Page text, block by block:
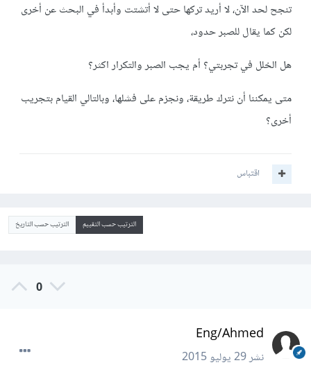
تنجح لحد الآن، لا أريد تركها حتى لا أتشتت وأبدأ في البحث عن أخرى
لكن كما يقال للصبر حدود،
هل الخلل في تجربتي؟ أم يجب الصبر والتكرار اكثر؟
متى يمكننا أن نترك طريقة، ونجزم على فشلها، وبالتالي القيام بتجريب
أخرى؟
اقتباس
الترتيب حسب التقييم الترتيب حسب التاريخ
0
Eng/Ahmed
نشر29 يوليو 2015